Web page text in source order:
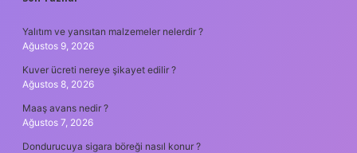
SIDEBAR
Yalıtım ve yansıtan malzemeler nelerdir ?
Ağustos 9, 2026
Kuver ücreti nereye şikayet edilir ?
Ağustos 8, 2026
Maaş avans nedir ?
Ağustos 7, 2026
Dondurucuya sigara böreği nasıl konur ?